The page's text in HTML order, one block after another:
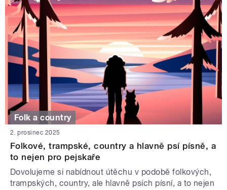
Folk a country
2. prosinec 2025
Folkové, trampské, country a hlavně psí písně, a
to nejen pro pejskaře
Dovolujeme si nabídnout útěchu v podobě folkových,
trampských, country, ale hlavně psích písní, a to nejen